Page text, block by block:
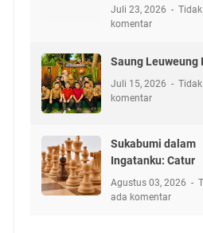
Juli 23, 2026
komentar
Saung Leuweung
Juli 15, 2026
komentar
Sukabumi dalam
Ingatanku: Catur
Agustus 03, 2026
ada komentar